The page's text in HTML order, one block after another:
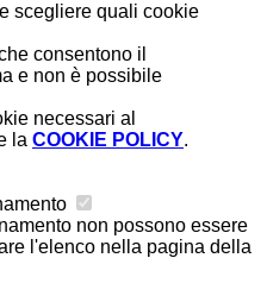
scegliere quali cookie
consentono il
e non è possibile
necessari al
la COOKIE POLICY.
non possono essere
l'elenco nella pagina della